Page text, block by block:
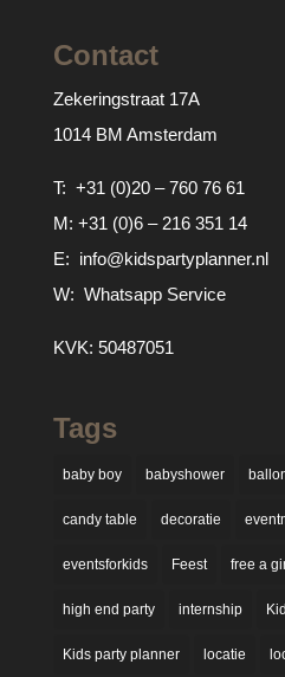
Contact
Zekeringstraat 17A
1014 BM Amsterdam
T: +31 (0)20 – 760 76 61
M: +31 (0)6 – 216 351 14
E: info@kidspartyplanner.nl
W: Whatsapp Service
KVK: 50487051
Tags
baby boy babyshower
candy table decoratie
eventsforkids Feest free a
high end party internship
Kids party planner locatie